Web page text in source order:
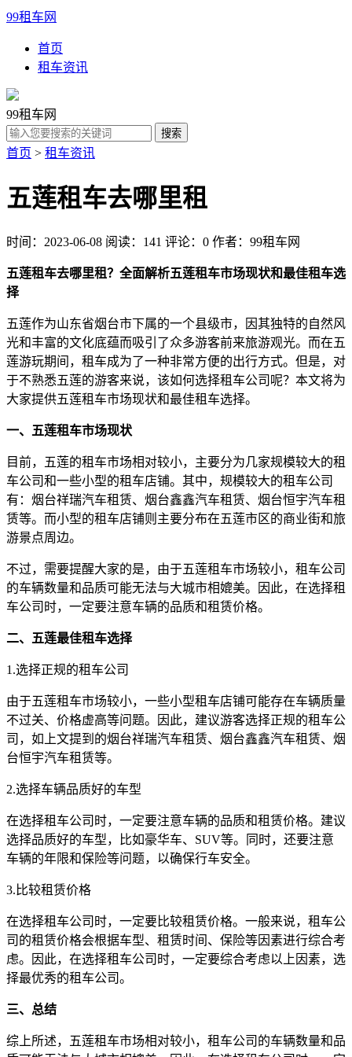
99租车网
首页
租车资讯
99租车网
首页 > 租车资讯
五莲租车去哪里租
时间：2023-06-08 阅读：141 评论：0 作者：99租车网
五莲租车去哪里租？全面解析五莲租车市场现状和最佳租车选
择
五莲作为山东省烟台市下属的一个县级市，因其独特的自然风
光和丰富的文化底蕴而吸引了众多游客前来旅游观光。而在五
莲游玩期间，租车成为了一种非常方便的出行方式。但是，对
于不熟悉五莲的游客来说，该如何选择租车公司呢？本文将为
大家提供五莲租车市场现状和最佳租车选择。
一、五莲租车市场现状
目前，五莲的租车市场相对较小，主要分为几家规模较大的租
车公司和一些小型的租车店铺。其中，规模较大的租车公司
有：烟台祥瑞汽车租赁、烟台鑫鑫汽车租赁、烟台恒宇汽车租
赁等。而小型的租车店铺则主要分布在五莲市区的商业街和旅
游景点周边。
不过，需要提醒大家的是，由于五莲租车市场较小，租车公司
的车辆数量和品质可能无法与大城市相媲美。因此，在选择租
车公司时，一定要注意车辆的品质和租赁价格。
二、五莲最佳租车选择
1.选择正规的租车公司
由于五莲租车市场较小，一些小型租车店铺可能存在车辆质量
不过关、价格虚高等问题。因此，建议游客选择正规的租车公
司，如上文提到的烟台祥瑞汽车租赁、烟台鑫鑫汽车租赁、烟
台恒宇汽车租赁等。
2.选择车辆品质好的车型
在选择租车公司时，一定要注意车辆的品质和租赁价格。建议
选择品质好的车型，比如豪华车、SUV等。同时，还要注意
车辆的年限和保险等问题，以确保行车安全。
3.比较租赁价格
在选择租车公司时，一定要比较租赁价格。一般来说，租车公
司的租赁价格会根据车型、租赁时间、保险等因素进行综合考
虑。因此，在选择租车公司时，一定要综合考虑以上因素，选
择最优秀的租车公司。
三、总结
综上所述，五莲租车市场相对较小，租车公司的车辆数量和品